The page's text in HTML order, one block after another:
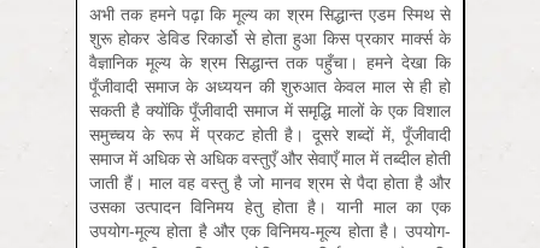
अभी तक हमने पढ़ा कि मूल्य का श्रम सिद्धान्त एडम स्मिथ से
शुरू होकर डेविड रिकार्डो से होता हुआ किस प्रकार मार्क्स के
वैज्ञानिक मूल्य के श्रम सिद्धान्त तक पहुँचा। हमने देखा कि
पूँजीवादी समाज के अध्ययन की शुरुआत केवल माल से ही हो
सकती है क्योंकि पूँजीवादी समाज में समृद्धि मालों के एक विशाल
समुच्चय के रूप में प्रकट होती है। दूसरे शब्दों में, पूँजीवादी
समाज में अधिक से अधिक वस्तुएँ और सेवाएँ माल में तब्दील होती
जाती हैं। माल वह वस्तु है जो मानव श्रम से पैदा होता है और
उसका उत्पादन विनिमय हेतु होता है। यानी माल का एक
उपयोग-मूल्य होता है और एक विनिमय-मूल्य होता है। उपयोग-